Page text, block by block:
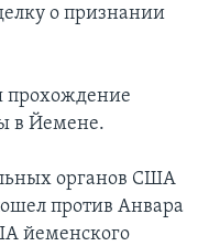
о признании
прохождение
в Йемене.
органов США
против Анвара
йеменского